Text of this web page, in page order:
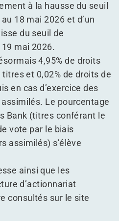
à la hausse du seuil
18 mai 2026 et d’un
du seuil de
mai 2026.
4,95% de droits
et 0,02% de droits de
en cas d’exercice des
Le pourcentage
Bank (titres conférant le
vote par le biais
assimilés) s’élève
ainsi que les
d’actionnariat
consultés sur le site